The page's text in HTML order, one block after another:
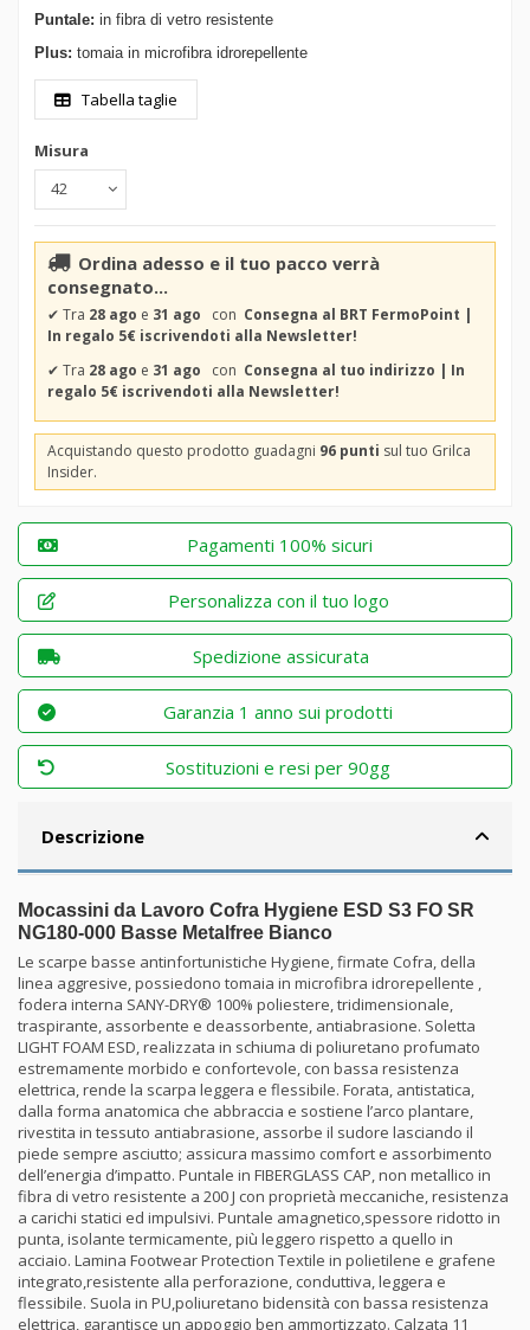
Puntale: in fibra di vetro resistente
Plus: tomaia in microfibra idrorepellente
Tabella taglie
Misura
Ordina adesso e il tuo pacco verrà
consegnato...
✔ Tra 28 ago e 31 ago con Consegna al BRT FermoPoint |
In regalo 5€ iscrivendoti alla Newsletter!
✔ Tra 28 ago e 31 ago con Consegna al tuo indirizzo | In
regalo 5€ iscrivendoti alla Newsletter!
Acquistando questo prodotto guadagni 96 punti sul tuo Grilca
Insider.
Pagamenti 100% sicuri
Personalizza con il tuo logo
Spedizione assicurata
Garanzia 1 anno sui prodotti
Sostituzioni e resi per 90gg
Descrizione
Mocassini da Lavoro Cofra Hygiene ESD S3 FO SR
NG180-000 Basse Metalfree Bianco
Le scarpe basse antinfortunistiche Hygiene, firmate Cofra, della
linea aggresive, possiedono tomaia in microfibra idrorepellente ,
fodera interna SANY-DRY® 100% poliestere, tridimensionale,
traspirante, assorbente e deassorbente, antiabrasione. Soletta
LIGHT FOAM ESD, realizzata in schiuma di poliuretano profumato
estremamente morbido e confortevole, con bassa resistenza
elettrica, rende la scarpa leggera e flessibile. Forata, antistatica,
dalla forma anatomica che abbraccia e sostiene l’arco plantare,
rivestita in tessuto antiabrasione, assorbe il sudore lasciando il
piede sempre asciutto; assicura massimo comfort e assorbimento
dell’energia d’impatto. Puntale in FIBERGLASS CAP, non metallico in
fibra di vetro resistente a 200 J con proprietà meccaniche, resistenza
a carichi statici ed impulsivi. Puntale amagnetico,spessore ridotto in
punta, isolante termicamente, più leggero rispetto a quello in
acciaio. Lamina Footwear Protection Textile in polietilene e grafene
integrato,resistente alla perforazione, conduttiva, leggera e
flessibile. Suola in PU,poliuretano bidensità con bassa resistenza
elettrica, garantisce un appoggio ben ammortizzato. Calzata 11